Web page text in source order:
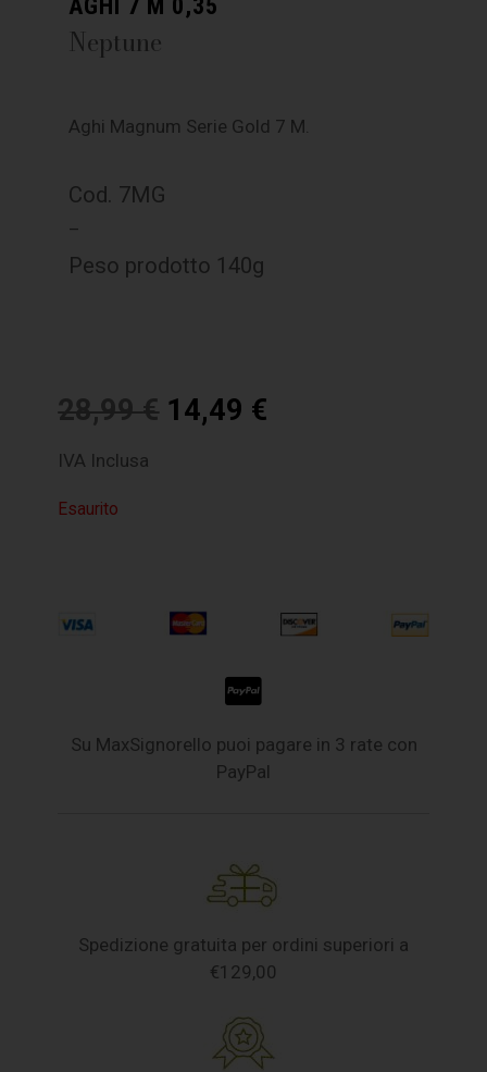
AGHI 7 M 0,35
Neptune
Aghi Magnum Serie Gold 7 M.
Cod. 7MG
–
Peso prodotto 140g
28,99€ 14,49 €
IVA Inclusa
Esaurito
Su MaxSignorello puoi pagare in 3 rate con
PayPal
Spedizione gratuita per ordini superiori a
€129,00